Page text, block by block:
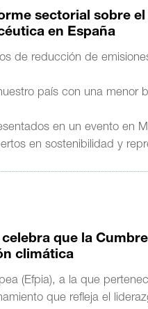
sectorial sobre
en España
de reducción de
país con una menor
en un evento en
en sostenibilidad y
que la
climática
(Efpia), a la que
que refleja el